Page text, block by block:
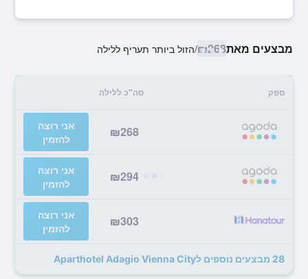
מבצעים מאת₪268
/הזול ביותר תעריף ללילה
ספק סה"כ ללילה
₪268
אני רוצה
להזמין
₪294
אני רוצה
להזמין
₪303
אני רוצה
להזמין
28 מבצעים נוספים לAparthotel Adagio Vienna City